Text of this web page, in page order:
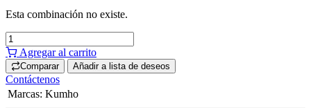
Esta combinación no existe.
Agregar al carrito
Comparar Añadir a lista de deseos
Contáctenos
Marcas: Kumho